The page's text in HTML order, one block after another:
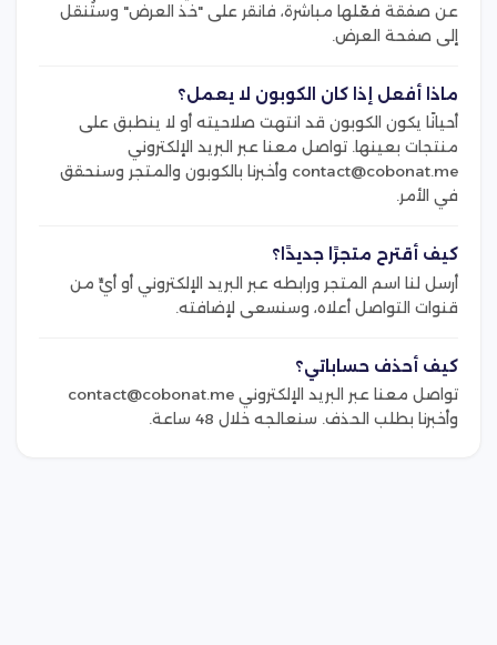
عن صفقة فعّلها مباشرة، فانقر على "خذ العرض" وستُنقل
إلى صفحة العرض.
ماذا أفعل إذا كان الكوبون لا يعمل؟
أحيانًا يكون الكوبون قد انتهت صلاحيته أو لا ينطبق على
منتجات بعينها. تواصل معنا عبر البريد الإلكتروني
contact@cobonat.me وأخبرنا بالكوبون والمتجر وسنحقق
في الأمر.
كيف أقترح متجرًا جديدًا؟
أرسل لنا اسم المتجر ورابطه عبر البريد الإلكتروني أو أيٍّ من
قنوات التواصل أعلاه، وسنسعى لإضافته.
كيف أحذف حساباتي؟
تواصل معنا عبر البريد الإلكتروني contact@cobonat.me
وأخبرنا بطلب الحذف. سنعالجه خلال 48 ساعة.